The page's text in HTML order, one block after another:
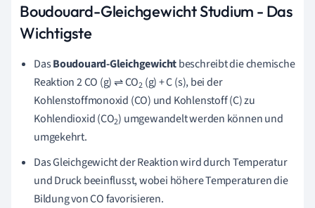
Boudouard-Gleichgewicht Studium - Das
Wichtigste
DasBoudouard-Gleichgewichtbeschreibt die chemische
Reaktion 2 CO (g) ⇌ CO2 (g) + C (s), bei der
Kohlenstoffmonoxid (CO) und Kohlenstoff (C) zu
Kohlendioxid (CO2) umgewandelt werden können und
umgekehrt.
Das Gleichgewicht der Reaktion wird durch Temperatur
und Druck beeinflusst, wobei höhere Temperaturen die
Bildung von CO favorisieren.